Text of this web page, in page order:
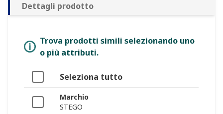
Dettagli prodotto
Trova prodotti simili selezionando uno
o più attributi.
Seleziona tutto
Marchio
STEGO